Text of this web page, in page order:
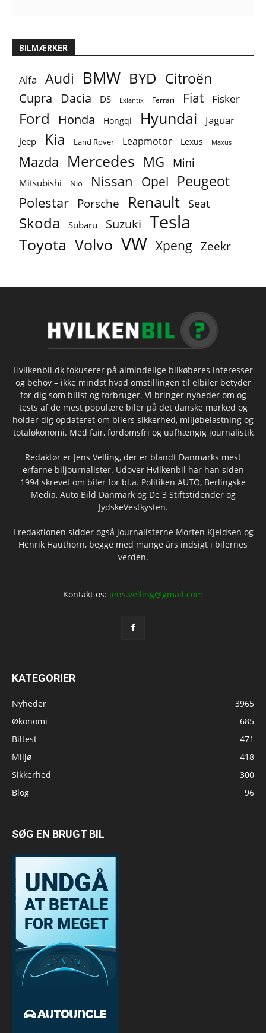
BILMÆRKER
Alfa Audi BMW BYD Citroën
Cupra Dacia DS Exlantix Ferrari Fiat Fisker
Ford Honda Hongqi Hyundai Jaguar
Jeep Kia Land Rover Leapmotor Lexus Maxus
Mazda Mercedes MG Mini
Mitsubishi Nio Nissan Opel Peugeot
Polestar Porsche Renault Seat
Skoda Subaru Suzuki Tesla
Toyota Volvo VW Xpeng Zeekr
Hvilkenbil.dk fokuserer på almindelige bilkøberes interesser
og behov – ikke mindst hvad omstillingen til elbiler betyder
for dig som bilist og forbruger. Vi bringer nyheder om og
tests af de mest populære biler på det danske marked og
holder dig opdateret om bilers sikkerhed, miljøbelastning og
totaløkonomi. Med fair, fordomsfri og uafhængig journalistik
Redaktør er Jens Velling, der er blandt Danmarks mest
erfarne biljournalister. Udover Hvilkenbil har han siden
1994 skrevet om biler for bl.a. Politiken AUTO, Berlingske
Media, Auto Bild Danmark og De 3 Stiftstidender og
JydskeVestkysten.
I redaktionen sidder også journalisterne Morten Kjeldsen og
Henrik Hauthorn, begge med mange års indsigt i bilernes
verden.
Kontakt os: jens.velling@gmail.com
KATEGORIER
Nyheder
3965
Økonomi
685
Biltest
471
Miljø
418
Sikkerhed
300
Blog
96
SØG EN BRUGT BIL